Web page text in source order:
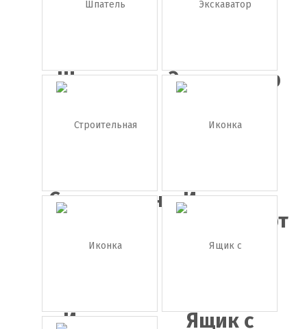
Шпатель Экскаватор
СтроительнаяИконка
шуруповёрт
Иконка
Ящик с